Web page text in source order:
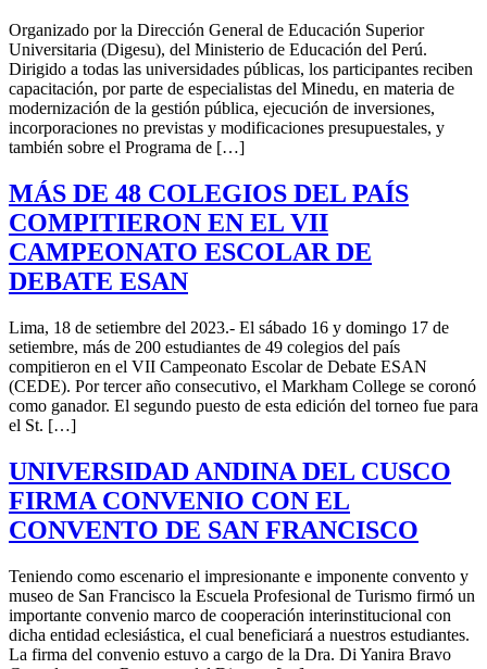
Organizado por la Dirección General de Educación Superior
Universitaria (Digesu), del Ministerio de Educación del Perú.
Dirigido a todas las universidades públicas, los participantes reciben
capacitación, por parte de especialistas del Minedu, en materia de
modernización de la gestión pública, ejecución de inversiones,
incorporaciones no previstas y modificaciones presupuestales, y
también sobre el Programa de […]
MÁS DE 48 COLEGIOS DEL PAÍS
COMPITIERON EN EL VII
CAMPEONATO ESCOLAR DE
DEBATE ESAN
Lima, 18 de setiembre del 2023.- El sábado 16 y domingo 17 de
setiembre, más de 200 estudiantes de 49 colegios del país
compitieron en el VII Campeonato Escolar de Debate ESAN
(CEDE). Por tercer año consecutivo, el Markham College se coronó
como ganador. El segundo puesto de esta edición del torneo fue para
el St. […]
UNIVERSIDAD ANDINA DEL CUSCO
FIRMA CONVENIO CON EL
CONVENTO DE SAN FRANCISCO
Teniendo como escenario el impresionante e imponente convento y
museo de San Francisco la Escuela Profesional de Turismo firmó un
importante convenio marco de cooperación interinstitucional con
dicha entidad eclesiástica, el cual beneficiará a nuestros estudiantes.
La firma del convenio estuvo a cargo de la Dra. Di Yanira Bravo